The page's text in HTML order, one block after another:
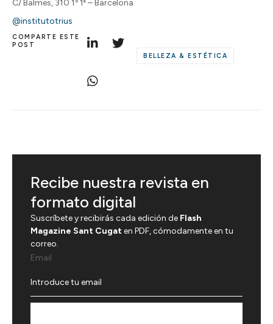
C/ Balmes, 310 1º 1ª – Barcelona
@institutotrius
COMPARTE ESTE
POST
BELLEZA & ESTÉTICA
Recibe nuestra revista en
formato digital
Suscríbete y recibirás cada edición de Flash
Magazine Sant Cugaten PDF, cómodamente en tu
correo.
Email